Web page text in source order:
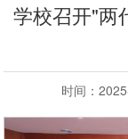
学校召开"两
时间：